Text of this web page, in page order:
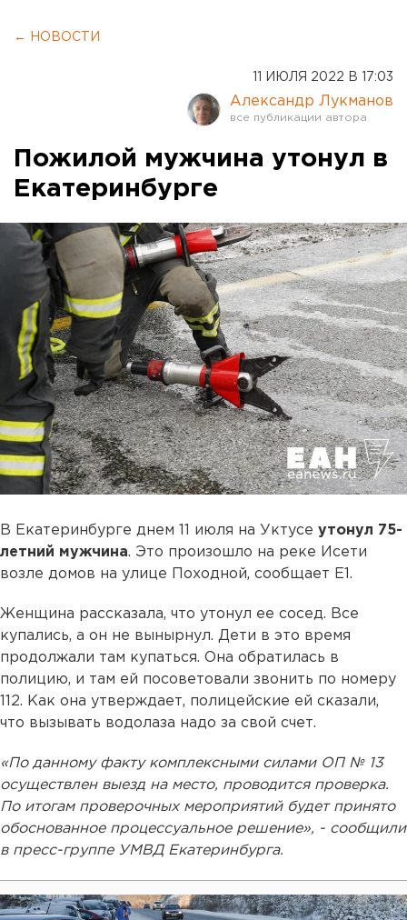
← НОВОСТИ
11 ИЮЛЯ 2022 В 17:03
Александр Лукманов
Пожилой мужчина утонул в
Екатеринбурге
В Екатеринбурге днем 11 июля на Уктусе утонул 75-
летний мужчина. Это произошло на реке Исети
возле домов на улице Походной, сообщает Е1.
Женщина рассказала, что утонул ее сосед. Все
купались, а он не вынырнул. Дети в это время
продолжали там купаться. Она обратилась в
полицию, и там ей посоветовали звонить по номеру
112. Как она утверждает, полицейские ей сказали,
что вызывать водолаза надо за свой счет.
«По данному факту комплексными силами ОП № 13
осуществлен выезд на место, проводится проверка.
По итогам проверочных мероприятий будет принято
обоснованное процессуальное решение», - сообщили
в пресс-группе УМВД Екатеринбурга.